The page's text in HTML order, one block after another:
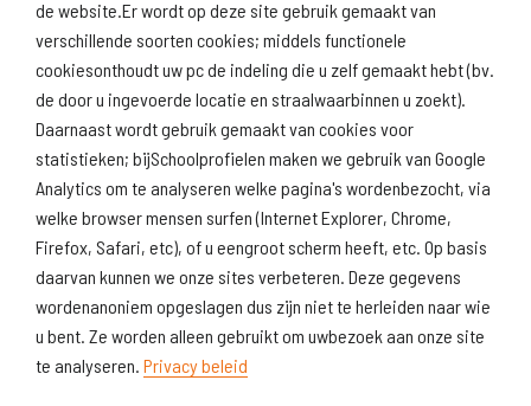
de website.Er wordt op deze site gebruik gemaakt van
verschillende soorten cookies; middels functionele
cookiesonthoudt uw pc de indeling die u zelf gemaakt hebt (bv.
de door u ingevoerde locatie en straalwaarbinnen u zoekt).
Daarnaast wordt gebruik gemaakt van cookies voor
statistieken; bijSchoolprofielen maken we gebruik van Google
Analytics om te analyseren welke pagina's wordenbezocht, via
welke browser mensen surfen (Internet Explorer, Chrome,
Firefox, Safari, etc), of u eengroot scherm heeft, etc. Op basis
daarvan kunnen we onze sites verbeteren. Deze gegevens
wordenanoniem opgeslagen dus zijn niet te herleiden naar wie
u bent. Ze worden alleen gebruikt om uwbezoek aan onze site
te analyseren. Privacy beleid
Naar scholenopdekaart.nl